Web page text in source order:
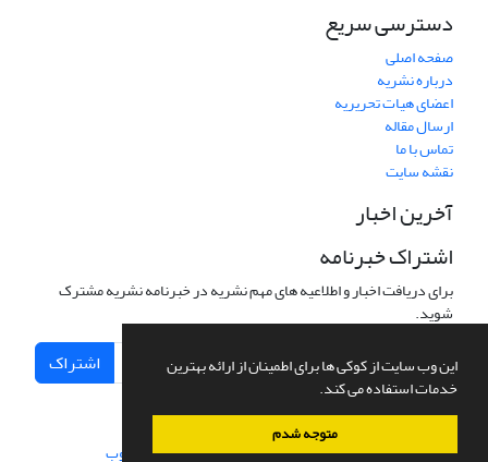
این وب سایت از کوکی ها برای اطمینان از ارائه بهترین
خدمات استفاده می کند.
متوجه شدم
دسترسی سریع
صفحه اصلی
درباره نشریه
اعضای هیات تحریریه
ارسال مقاله
تماس با ما
نقشه سایت
آخرین اخبار
اشتراک خبرنامه
برای دریافت اخبار و اطلاعیه های مهم نشریه در خبرنامه نشریه مشترک
شوید.
اشتراک
سامانه مدیریت نشریات علمی.طراحی و پیاده سازی از سیناوب